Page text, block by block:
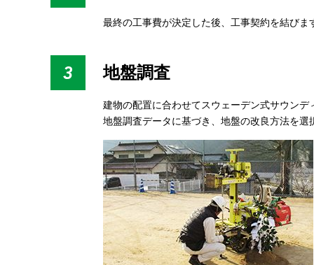
最終の工事費が決定した後、工事契約を結びま
地盤調査
建物の配置に合わせてスウェーデン式サウンデ
地盤調査データに基づき、地盤の改良方法を選